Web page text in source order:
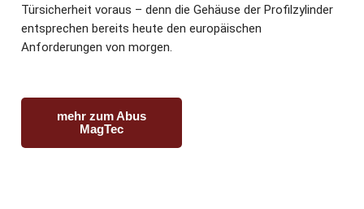
Türsicherheit voraus – denn die Gehäuse der Profilzylinder
entsprechen bereits heute den europäischen
Anforderungen von morgen.
mehr zum Abus
MagTec